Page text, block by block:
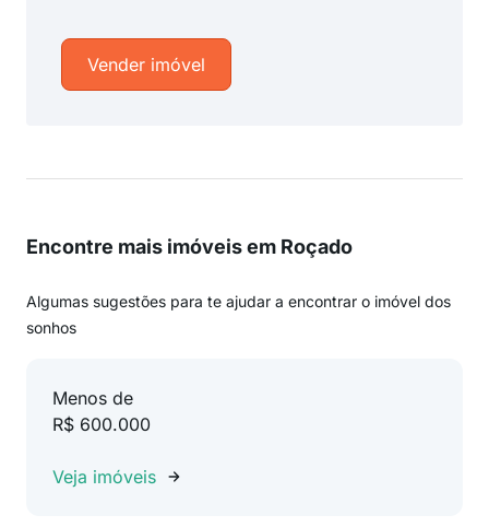
Vender imóvel
Encontre mais imóveis em Roçado
Algumas sugestões para te ajudar a encontrar o imóvel dos
sonhos
Menos de
R$ 600.000
Veja imóveis